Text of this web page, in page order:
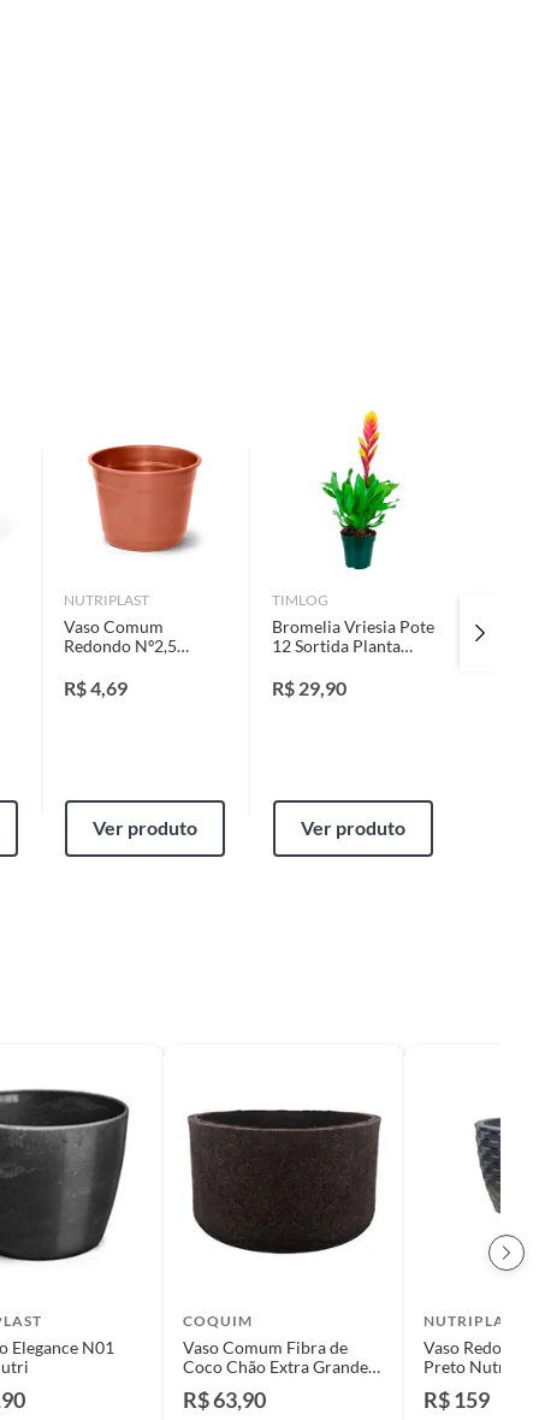
NUTRIPLAST
Vaso Comum
Redondo Nº2,5
R$4,69
Ver produto
TIMLOG
Bromelia Vriesia Pote
12 Sortida Planta
R$ 29,90
Ver produto
P17
Elegance N01
COQUIM
Vaso Comum Fibra de
Coco Chão Extra Grande
R$ 63,90
NUTRIPLAST
Vaso Redondo
Preto
R$ 159